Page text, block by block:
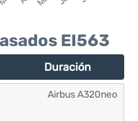
EI563
Duración
Airbus A320neo